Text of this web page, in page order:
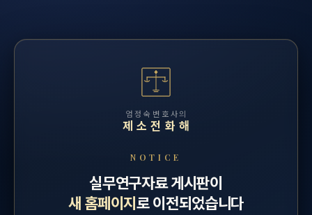
엄정숙변호사의
제소전화해
NOTICE
실무연구자료 게시판이
새 홈페이지 로 이전되었습니다